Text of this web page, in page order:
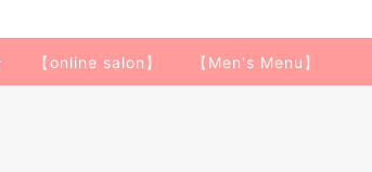
【online salon】 【Men's Menu】